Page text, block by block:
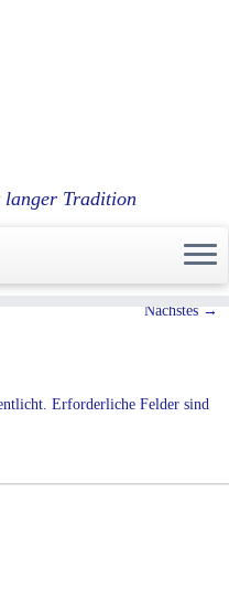
langer Tradition
497 × 331infensterwellness
Nächstes →
Erforderliche Felder sind